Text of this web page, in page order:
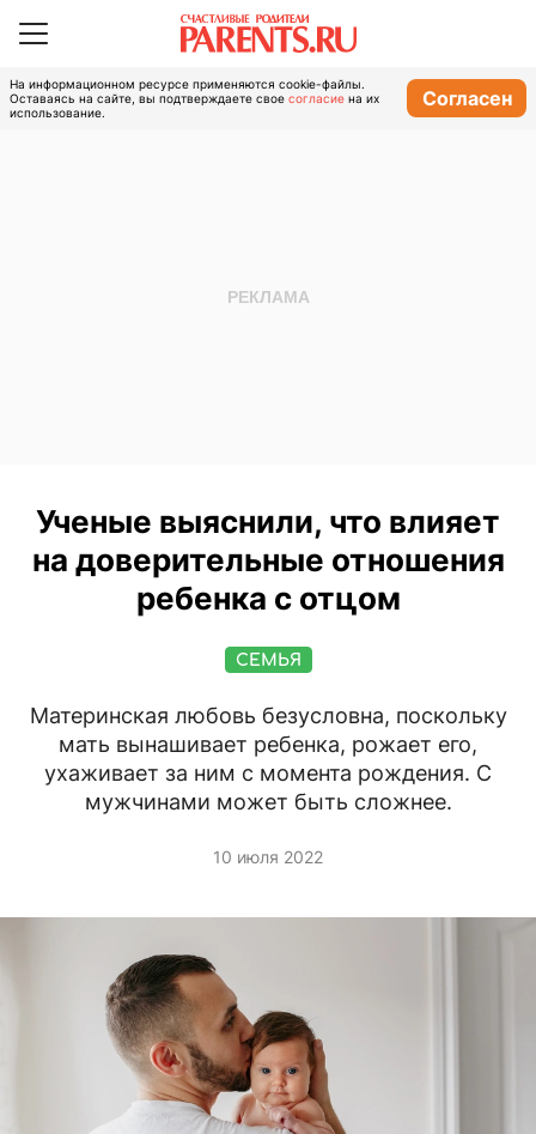
На информационном ресурсе применяются cookie-файлы.
Оставаясь на сайте, вы подтверждаете свое согласие на их
использование.
Согласен
Ученые выяснили, что влияет
на доверительные отношения
ребенка с отцом
СЕМЬЯ
Материнская любовь безусловна, поскольку
мать вынашивает ребенка, рожает его,
ухаживает за ним с момента рождения. С
мужчинами может быть сложнее.
10 июля 2022